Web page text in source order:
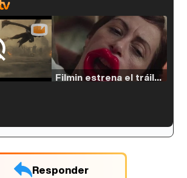
Filmin estrena el tráiler de 'Millennial Mal', su nueva comedia universitaria de la mano de Lorena Iglesias
Responder